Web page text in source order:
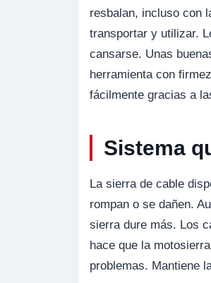
resbalan, incluso con
transportar y utilizar.
cansarse. Unas
herramienta con
fácilmente gracias a
Sistema
La sierra de cable
rompan o se dañen.
sierra dure más. Los
hace que la
problemas. Mantiene